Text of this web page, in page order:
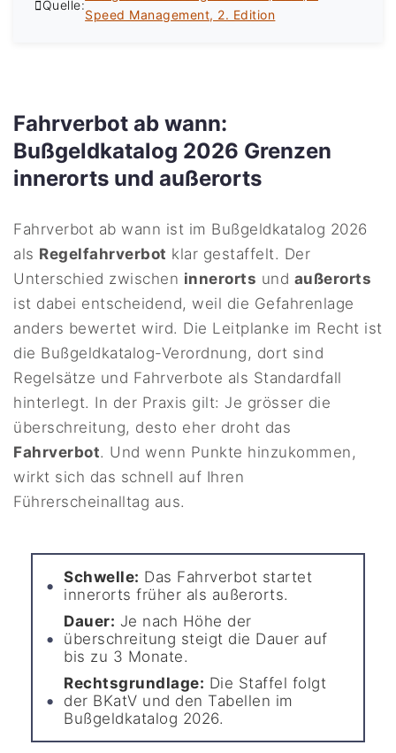
Quelle:
Speed Management, 2. Edition
Fahrverbot ab wann:
Bußgeldkatalog 2026 Grenzen
innerorts und außerorts
Fahrverbot ab wann ist im Bußgeldkatalog 2026
als Regelfahrverbot klar gestaffelt. Der
Unterschied zwischen innerorts und außerorts
ist dabei entscheidend, weil die Gefahrenlage
anders bewertet wird. Die Leitplanke im Recht ist
die Bußgeldkatalog-Verordnung, dort sind
Regelsätze und Fahrverbote als Standardfall
hinterlegt. In der Praxis gilt: Je grösser die
überschreitung, desto eher droht das
Fahrverbot. Und wenn Punkte hinzukommen,
wirkt sich das schnell auf Ihren
Führerscheinalltag aus.
Schwelle: Das Fahrverbot startet
innerorts früher als außerorts.
Dauer: Je nach Höhe der
überschreitung steigt die Dauer auf
bis zu 3 Monate.
Rechtsgrundlage: Die Staffel folgt
der BKatV und den Tabellen im
Bußgeldkatalog 2026.